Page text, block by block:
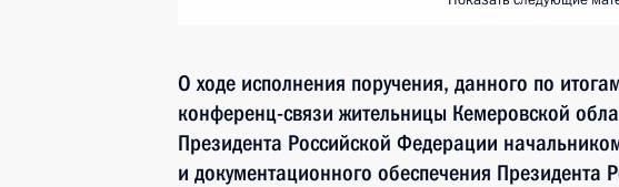
О ходе исполнения поручения, данного по
конференц-связи жительницы Кемеровской
Президента Российской Федерации
и документационного обеспечения Президента